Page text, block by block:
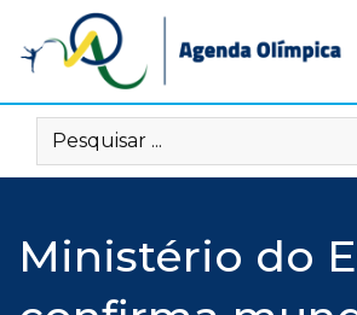
content
Ministério do